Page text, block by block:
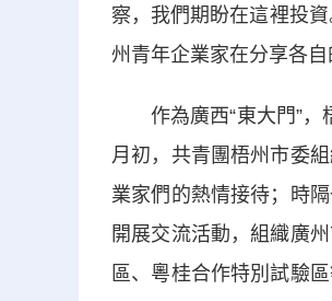
察，我們期盼在這裡投
州青年企業家在分享各自
作為廣西“東大門”，梧
月初，共青團梧州市委
業家們的熱情接待；時
開展交流活動，組織廣
區、粵桂合作特別試驗